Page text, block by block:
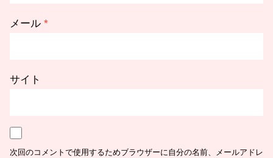
メール *
サイト
次回のコメントで使用するためブラウザーに自分の名前、メールアドレ